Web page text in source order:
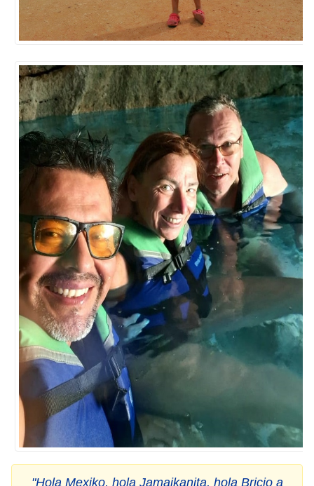
"Hola Mexiko, hola Jamajkanita, hola Bricio a